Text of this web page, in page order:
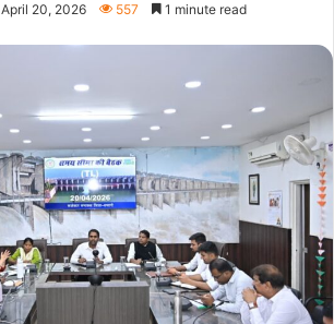
April 20, 2026 557 1 minute read